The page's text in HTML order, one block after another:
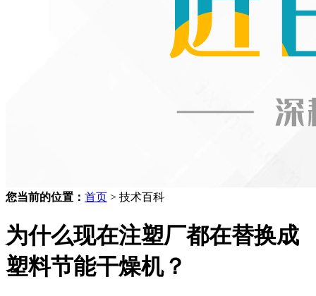
您当前的位置： 首页 > 技术百科
为什么现在注塑厂都在替换成
塑料节能干燥机？